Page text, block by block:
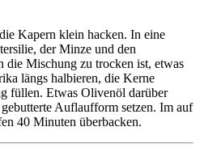
Kapern klein hacken. In eine
der Minze und den
die Mischung zu trocken ist, etwas
längs halbieren, die Kerne
füllen. Etwas Olivenöl darüber
Auflaufform setzen. Im auf
40 Minuten überbacken.